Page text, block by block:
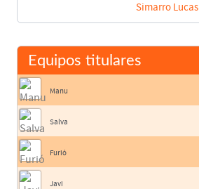
Simarro Lucas
Equipos titulares
Manu
Salva
Furió
Javi